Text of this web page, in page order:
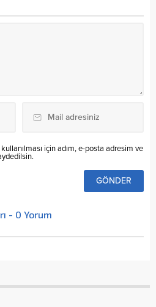
için adım, e-posta adresim ve
- 0 Yorum